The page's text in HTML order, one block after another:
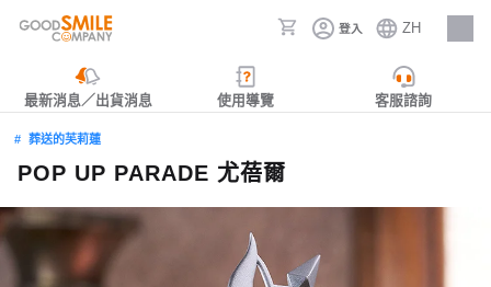
登入 ZH
人才招募
最新消息／出貨消息 使用導覽 客服諮詢
葬送的芙莉蓮
POP UP PARADE 尤蓓爾